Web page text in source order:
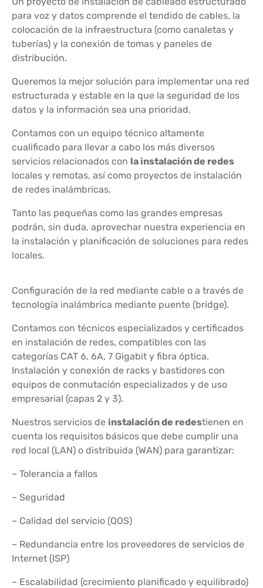
para voz y datos comprende el tendido de cables, la
colocación de la infraestructura (como canaletas y
tuberías) y la conexión de tomas y paneles de
distribución.
Queremos la mejor solución para implementar una red
estructurada y estable en la que la seguridad de los
datos y la información sea una prioridad.
Contamos con un equipo técnico altamente
cualificado para llevar a cabo los más diversos
servicios relacionados con la instalación de redes
locales y remotas, así como proyectos de instalación
de redes inalámbricas.
Tanto las pequeñas como las grandes empresas
podrán, sin duda, aprovechar nuestra experiencia en
la instalación y planificación de soluciones para redes
locales.
Configuración de la red mediante cable o a través de
tecnología inalámbrica mediante puente (bridge).
Contamos con técnicos especializados y certificados
en instalación de redes, compatibles con las
categorías CAT 6, 6A, 7 Gigabit y fibra óptica.
Instalación y conexión de racks y bastidores con
equipos de conmutación especializados y de uso
empresarial (capas 2 y 3).
Nuestros servicios de instalación de redestienen en
cuenta los requisitos básicos que debe cumplir una
red local (LAN) o distribuida (WAN) para garantizar:
– Tolerancia a fallos
– Seguridad
– Calidad del servicio (QOS)
– Redundancia entre los proveedores de servicios de
Internet (ISP)
– Escalabilidad (crecimiento planificado y equilibrado)